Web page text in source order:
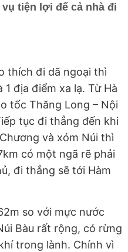
tiện lợi để cả nhà đi
thích đi dã ngoại thì
địa điểm xa lạ. Từ Hà
tốc Thăng Long – Nội
tục đi thẳng đến khi
và xóm Núi thì
có một ngã rẽ phải
đi thẳng sẽ tới Hàm
so với mực nước
Bàu rất rộng, có rừng
trong lành. Chính vì